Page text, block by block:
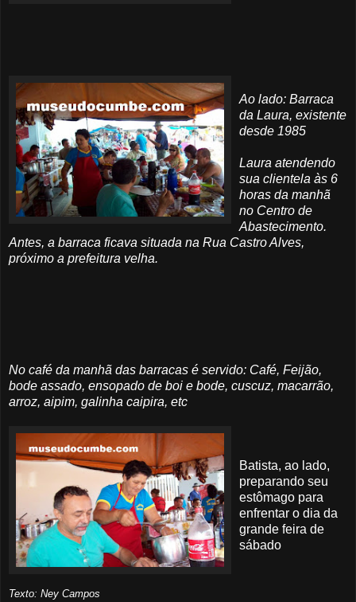
Ao lado: Barraca
da Laura, existente
desde 1985
Laura atendendo
sua clientela às 6
horas da manhã
no Centro de
Abastecimento.
Antes, a barraca ficava situada na Rua Castro Alves,
próximo a prefeitura velha.
No café da manhã das barracas é servido: Café, Feijão,
bode assado, ensopado de boi e bode, cuscuz, macarrão,
arroz, aipim, galinha caipira, etc
Batista, ao lado,
preparando seu
estômago para
enfrentar o dia da
grande feira de
sábado
Texto: Ney Campos